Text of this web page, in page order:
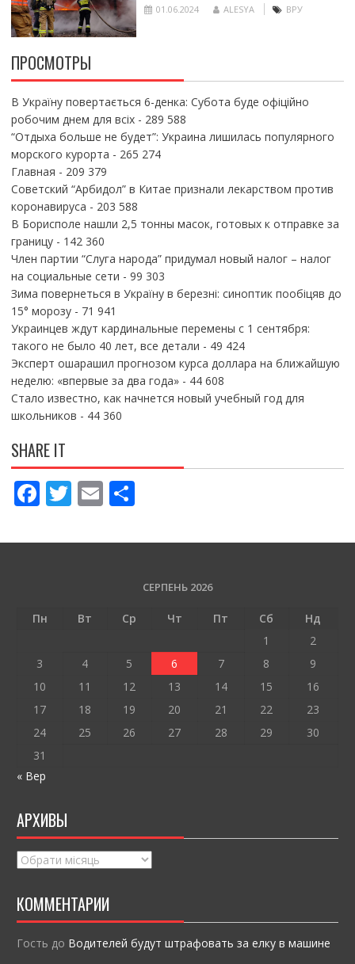
01.06.2024 ALESYA ВРУ
ПРОСМОТРЫ
В Україну повертається 6-денка: Субота буде офіційно
робочим днем для всіх- 289 588
“Отдыха больше не будет”: Украина лишилась популярного
морского курорта - 265 274
Главная - 209 379
Советский “Арбидол” в Китае признали лекарством против
коронавируса - 203 588
В Борисполе нашли 2,5 тонны масок, готовых к отправке за
границу- 142 360
Член партии “Слуга народа” придумал новый налог – налог
на социальные сети - 99 303
Зима повернеться в Україну в березні: синоптик пообіцяв до
15° морозу- 71 941
Украинцев ждут кардинальные перемены с 1 сентября:
такого не было 40 лет, все детали - 49 424
Эксперт ошарашил прогнозом курса доллара на ближайшую
неделю: «впервые за два года»- 44 608
Стало известно, как начнется новый учебный год для
школьников - 44 360
SHARE IT
F
e
o
T
itt
E
ai
П
ді
и
т
ся
СЕРПЕНЬ 2026
Пн Вт Ср Чт Пт Сб
Нд
1
2
3
4 5 6 7 8
9
10
11 12 13 14 15
16
17
18 19 20 21 22
23
24
25 26 27 28 29
30
31
« Вер
АРХИВЫ
Архивы
КОММЕНТАРИИ
Гость до Водителей будут штрафовать за елку в машине